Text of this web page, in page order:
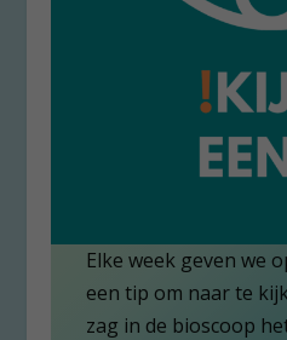
Elke week geven we
een tip om naar te
zag in de bioscoop